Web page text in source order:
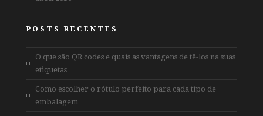
POSTS RECENTES
O que são QR codes e quais as vantagens de tê-los na suas
etiquetas
Como escolher o rótulo perfeito para cada tipo de
embalagem